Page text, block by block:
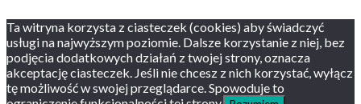
Ta witryna korzysta z ciasteczek (cookies) aby świadczyć
usługi na najwyższym poziomie. Dalsze korzystanie z niej, bez
podjęcia dodatkowych działań z twojej strony, oznacza
akceptację ciasteczek. Jeśli nie chcesz z nich korzystać, wyłącz
tę możliwość w swojej przeglądarce. Spowoduje to